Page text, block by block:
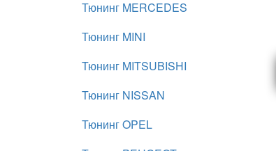
Тюнинг MERCEDES
Тюнинг MINI
Тюнинг MITSUBISHI
Тюнинг NISSAN
Тюнинг OPEL